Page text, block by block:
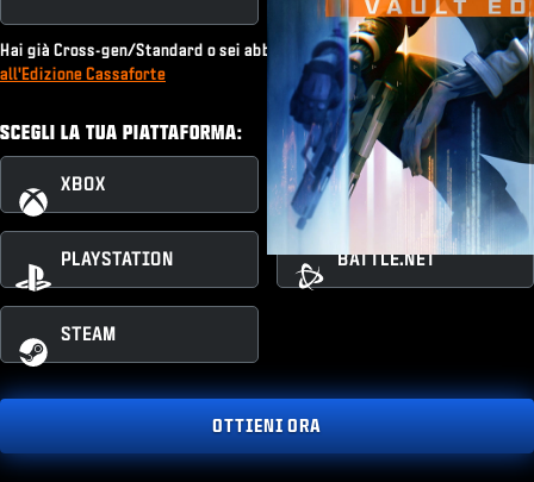
Hai già Cross-gen/Standard o sei abbonato a Game Pass?Passa
all'Edizione Cassaforte
SCEGLI LA TUA PIATTAFORMA:
XBOX XBOX PC
PLAYSTATION BATTLE.NET
STEAM
OTTIENI ORA